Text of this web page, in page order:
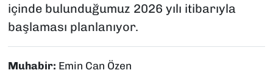
içinde bulunduğumuz 2026 yılı itibarıyla
başlaması planlanıyor.
Muhabir: Emin Can Özen